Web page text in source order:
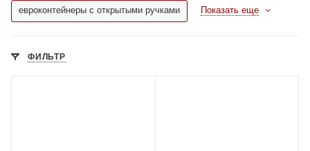
евроконтейнеры с открытыми ручками Показать еще
ФИЛЬТР